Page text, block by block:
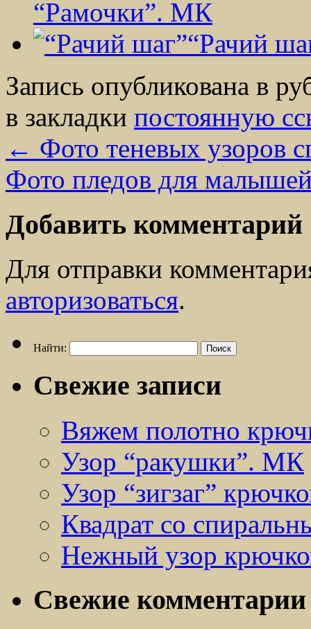
“Рамочки”. МК
“Рачий
Запись опубликована в
в закладки постоянную
← Фото теневых узоров
Фото пледов для
Добавить комментарий
Для отправки
авторизоваться.
Найти:
Свежие записи
Вяжем полотно
Узор “ракушки”. МК
Узор “зигзаг”
Квадрат со
Нежный узор
Свежие комментарии